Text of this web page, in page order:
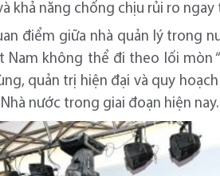
khả năng chống chịu rủi ro ngay
điểm giữa nhà quản lý trong
Nam không thể đi theo lối
quản trị hiện đại và quy
nước trong giai đoạn hiện nay.